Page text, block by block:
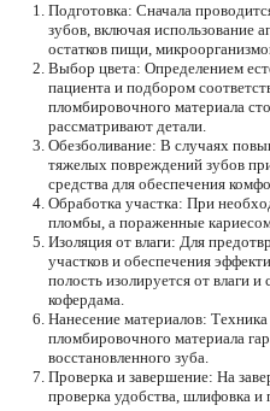
Подготовка: Сначала
зубов, включая использование
остатков пищи,
Выбор цвета: Определением
пациента и подбором
пломбировочного материала
рассматривают детали.
Обезболивание: В случаях
тяжелых повреждений зубов
средства для обеспечения
Обработка участка: При
пломбы, а пораженные
Изоляция от влаги: Для
участков и обеспечения
полость изолируется от влаги
кофердама.
Нанесение материалов:
пломбировочного материала
восстановленного зуба.
Проверка и завершение: На
проверка удобства, шлифовка и